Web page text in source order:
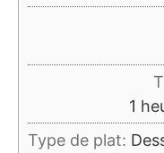
1
Type de plat: